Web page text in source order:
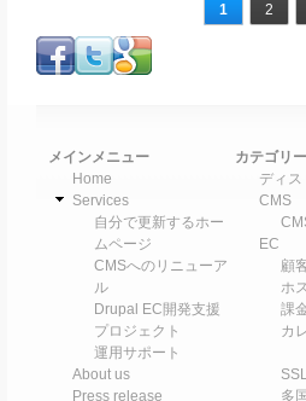
1 2
メインメニュー
Home
Services
自分で更新するホー
ムページ
CMSへのリニューア
ル
Drupal EC開発支援
プロジェクト
運用サポート
About us
Press release
カテゴリー
ディ
CMS
EC
顧
ホ
課
カ
多